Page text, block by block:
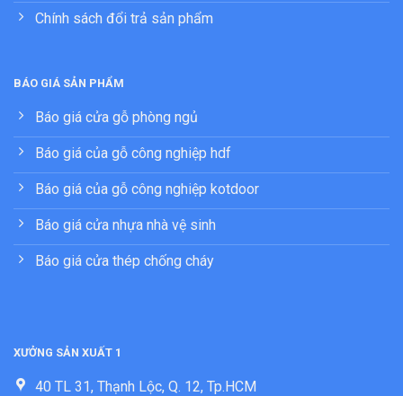
Chính sách đổi trả sản phẩm
BÁO GIÁ SẢN PHẨM
Báo giá cửa gỗ phòng ngủ
Báo giá của gỗ công nghiệp hdf
Báo giá của gỗ công nghiệp kotdoor
Báo giá cửa nhựa nhà vệ sinh
Báo giá cửa thép chống cháy
XƯỞNG SẢN XUẤT 1
40 TL 31, Thạnh Lộc, Q. 12, Tp.HCM